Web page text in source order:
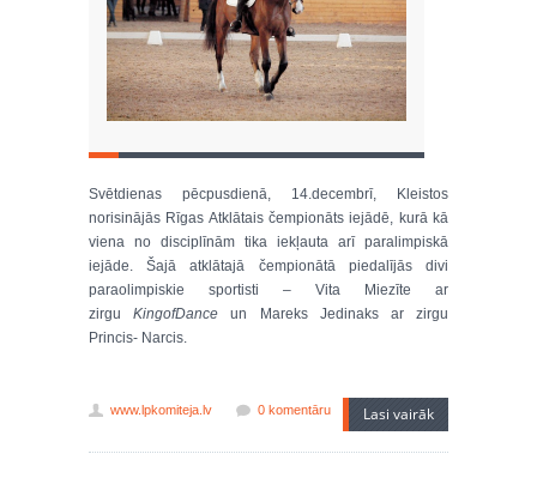
Svētdienas pēcpusdienā, 14.decembrī, Kleistos
norisinājās Rīgas Atklātais čempionāts iejādē, kurā kā
viena no disciplīnām tika iekļauta arī paralimpiskā
iejāde. Šajā atklātajā čempionātā piedalījās divi
paraolimpiskie sportisti – Vita Miezīte ar
zirguKingofDance un Mareks Jedinaks ar zirgu
Princis- Narcis.
www.lpkomiteja.lv 0 komentāru Lasi vairāk